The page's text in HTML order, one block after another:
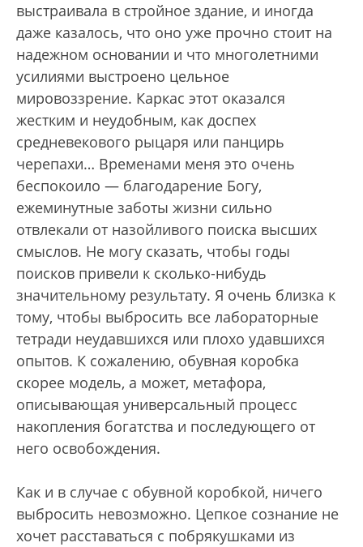
выстраивала в стройное здание, и иногда
даже казалось, что оно уже прочно стоит на
надежном основании и что многолетними
усилиями выстроено цельное
мировоззрение. Каркас этот оказался
жестким и неудобным, как доспех
средневекового рыцаря или панцирь
черепахи… Временами меня это очень
беспокоило — благодарение Богу,
ежеминутные заботы жизни сильно
отвлекали от назойливого поиска высших
смыслов. Не могу сказать, чтобы годы
поисков привели к сколько-нибудь
значительному результату. Я очень близка к
тому, чтобы выбросить все лабораторные
тетради неудавшихся или плохо удавшихся
опытов. К сожалению, обувная коробка
скорее модель, а может, метафора,
описывающая универсальный процесс
накопления богатства и последующего от
него освобождения.
Как и в случае с обувной коробкой, ничего
выбросить невозможно. Цепкое сознание не
хочет расставаться с побрякушками из